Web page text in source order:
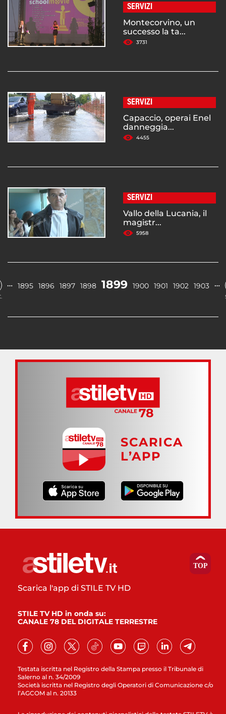
SERVIZI
Montecorvino, un
successo la ta...
3731
SERVIZI
Capaccio, operai Enel
danneggia...
4455
SERVIZI
Vallo della Lucania, il
magistr...
5958
… 1895 1896 1897 1898 1899 1900 1901 1902 1903 …
SCARICA
L’APP
Testata iscritta nel Registro della Stampa presso il Tribunale di
Salerno al n. 34/2009
Società iscritta nel Registro degli Operatori di Comunicazione c/o
l’AGCOM al n. 20133
Scarica l'app di STILE TV HD
STILE TV HD in onda su:
CANALE 78 DEL DIGITALE TERRESTRE